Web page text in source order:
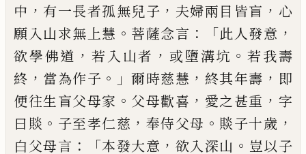
中 ， 有一長者孤無兒子 ， 夫婦兩目皆盲 ， 心
願入山求無上慧 。 菩薩念言 ：「此人發意 ，
欲學佛道 ， 若入山者 ， 或墮溝坑 。 若我壽
終 ， 當為作子 。」爾時慈慧 ， 終其年壽 ， 即
便往生盲父母家 。 父母歡喜 ， 愛之甚重 ， 字
曰賧 。 子至孝仁慈 ， 奉侍父母 。 賧子十歲 ，
白父母言 ：「本發大意 ， 欲入深山 。 豈以子